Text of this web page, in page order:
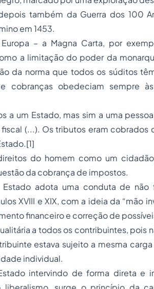
também da Guerra dos 100
em 1453.
– a Magna Carta, por
a limitação do poder da
da norma que todos os súditos
cobranças obedeciam sempre
a um Estado, mas sim a uma
(...). Os tributos eram cobrados
do homem como um
da cobrança de impostos.
adota uma conduta de não
XVIII e XIX, com a ideia da “mão
financeiro e correção de
a todos os contribuintes, pois
estava sujeito a mesma
individual.
intervindo de forma direta e